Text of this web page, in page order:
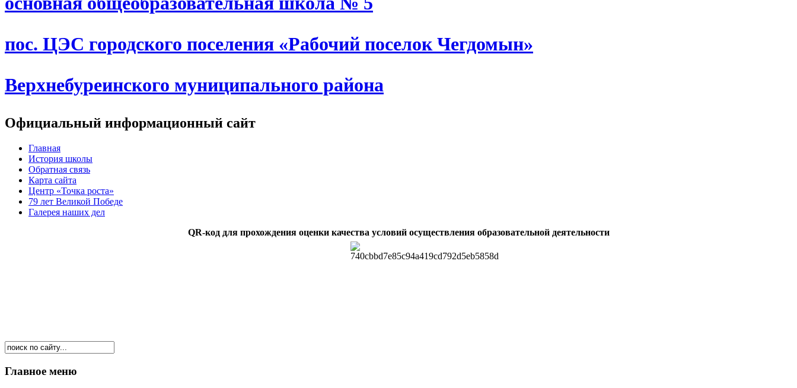
пос. ЦЭС городского поселения «Рабочий поселок Чегдомын»
Верхнебуреинского муниципального района
Официальный информационный сайт
Главная
История школы
Обратная связь
Карта сайта
Центр «Точка роста»
79 лет Великой Победе
Галерея наших дел
QR-код для прохождения оценки качества условий осуществления образовательной деятельности
Главное меню